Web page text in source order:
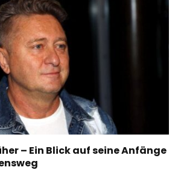
– Ein Blick auf seine Anfänge